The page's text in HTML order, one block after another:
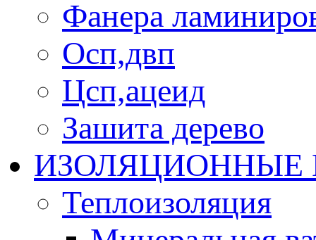
Фанера
Oсп,двп
Цсп,ацеид
Зашита дерево
ИЗОЛЯЦИОННЫЕ
Теплоизоляция